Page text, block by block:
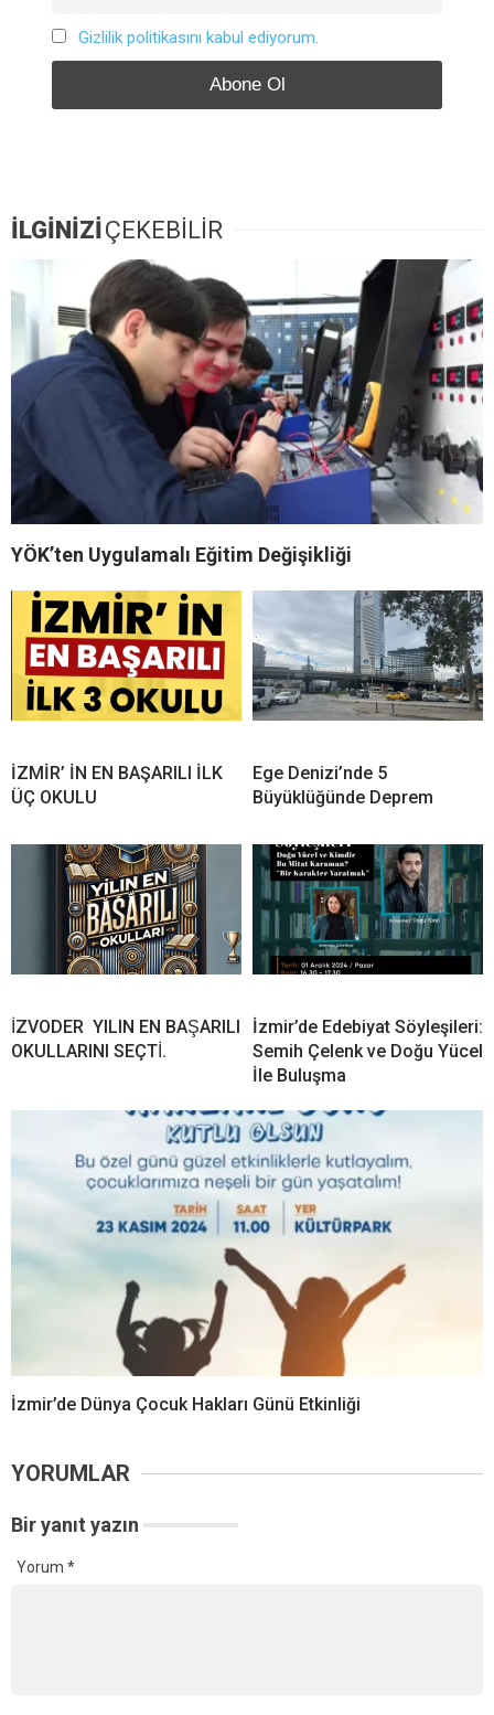
Gizlilik politikasını kabul ediyorum.
İLGİNİZİÇEKEBİLİR
YÖK’ten Uygulamalı Eğitim Değişikliği
İZMİR’ İN EN BAŞARILI İLK
ÜÇ OKULU
Ege Denizi’nde 5
Büyüklüğünde Deprem
İZVODER YILIN EN BAŞARILI
OKULLARINI SEÇTİ.
İzmir’de Edebiyat Söyleşileri:
Semih Çelenk ve Doğu Yücel
İle Buluşma
İzmir’de Dünya Çocuk Hakları Günü Etkinliği
YORUMLAR
Bir yanıt yazın
Yorum *